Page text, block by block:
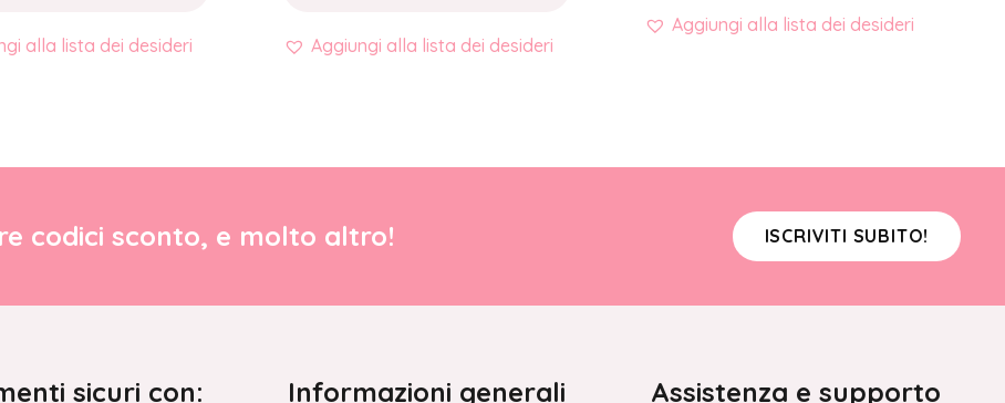
alla lista dei desideri Aggiungi alla lista dei desideri
Aggiungi alla lista dei desideri
codici sconto, e molto altro! ISCRIVITI SUBITO!
sicuri con: Informazioni generali Assistenza e supporto